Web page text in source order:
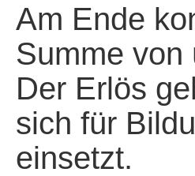
Am Ende
Summe von
Der Erlös
sich für
einsetzt.